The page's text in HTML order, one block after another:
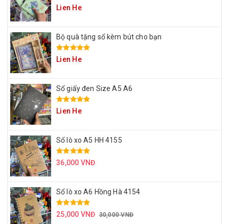
Lien He
Bộ quà tặng sổ kèm bút cho bạn
Lien He
Sổ giấy đen Size A5 A6
Lien He
Sổ lò xo A5 HH 4155
36,000 VNĐ
Sổ lò xo A6 Hồng Hà 4154
25,000 VNĐ 30,000 VNĐ